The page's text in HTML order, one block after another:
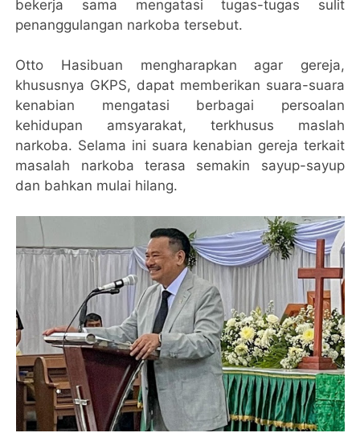
bekerja sama mengatasi tugas-tugas sulit
penanggulangan narkoba tersebut.
Otto Hasibuan mengharapkan agar gereja,
khususnya GKPS, dapat memberikan suara-suara
kenabian mengatasi berbagai persoalan
kehidupan amsyarakat, terkhusus maslah
narkoba. Selama ini suara kenabian gereja terkait
masalah narkoba terasa semakin sayup-sayup
dan bahkan mulai hilang.